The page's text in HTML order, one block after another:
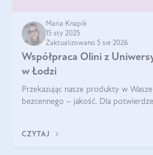
Maria Knapik
15 sty 2025
Zaktualizowano 5 sie 2026
Współpraca Olini z
w Łodzi
Przekazując nasze produkty w
bezcennego – jakość. Dla
CZYTAJ